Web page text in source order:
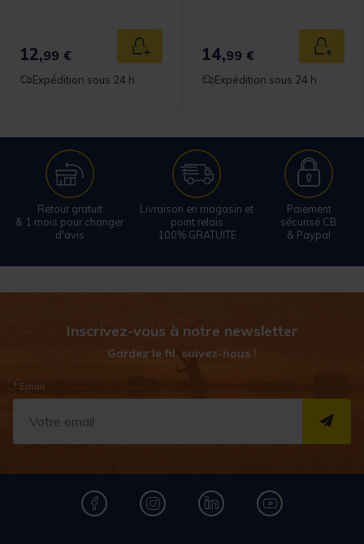
panier
12,99 € Ajouter au panier
Expédition sous 24 h
14,99 €
Expédition sous 24 h
Retour gratuit
& 1 mois pour changer
d'avis
Livraison en magasin et
point relais
100% GRATUITE
Paiement
sécurisé CB
& Paypal
Inscrivez-vous à notre newsletter
Gardez le fil, suivez-nous !
* Email